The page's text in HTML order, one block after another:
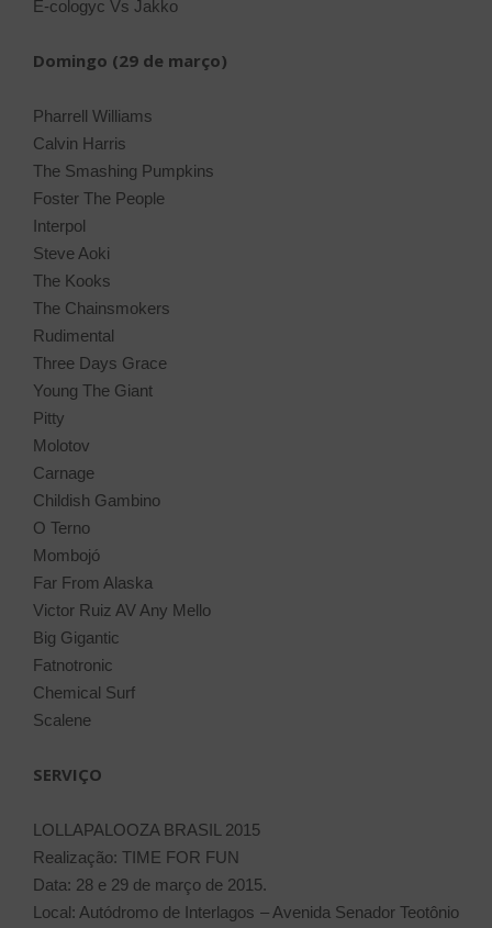
E-cologyc Vs Jakko
Domingo (29 de março)
Pharrell Williams
Calvin Harris
The Smashing Pumpkins
Foster The People
Interpol
Steve Aoki
The Kooks
The Chainsmokers
Rudimental
Three Days Grace
Young The Giant
Pitty
Molotov
Carnage
Childish Gambino
O Terno
Mombojó
Far From Alaska
Victor Ruiz AV Any Mello
Big Gigantic
Fatnotronic
Chemical Surf
Scalene
SERVIÇO
LOLLAPALOOZA BRASIL 2015
Realização: TIME FOR FUN
Data: 28 e 29 de março de 2015.
Local: Autódromo de Interlagos – Avenida Senador Teotônio